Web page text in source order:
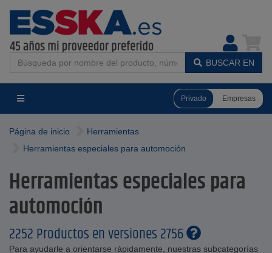
BUSCAR EN
Privado Empresas
Página de inicio
Herramientas
Herramientas especiales para automoción
Herramientas especiales para
automoción
2252 Productos en versiones 2756
Para ayudarle a orientarse rápidamente, nuestras subcategorías